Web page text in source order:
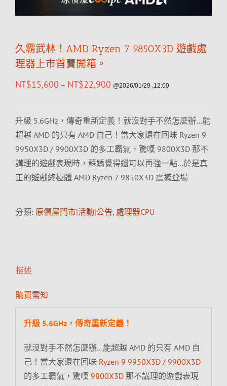
久霸武林！AMD Ryzen 7 9850X3D 遊戲處
理器上市首賣開箱。
NT$15,600 – NT$22,900 @2026/01/29 ,12:00
升級 5.6GHz，傳奇重新定義！就沒對手不然怎麼辦…能
超越 AMD 的只有 AMD 自己！當大家還在回味 Ryzen 9
9950X3D / 9900X3D 的多工霸氣，驚嘆 9800X3D 那不
講理的遊戲表現時，蘇媽覺得還可以再強一點…於是真
正的遊戲終極體 AMD Ryzen 7 9850X3D 震撼登場
分類: 原價屋門市|活動|公告, 處理器CPU
描述
購買需知
升級 5.6GHz，傳奇重新定義！
就沒對手不然怎麼辦…能超越 AMD 的只有 AMD 自
己！當大家還在回味 Ryzen 9 9950X3D / 9900X3D
的多工霸氣，驚嘆 9800X3D那不講理的遊戲表現